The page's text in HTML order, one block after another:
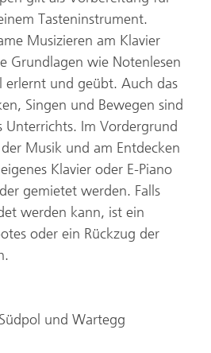
Tasteninstrument.
Musizieren am Klavier
Grundlagen wie Notenlesen
erlernt und geübt. Auch das
Singen und Bewegen sind
Unterrichts. Im Vordergrund
Musik und am Entdecken
Klavier oder E-Piano
gemietet werden. Falls
werden kann, ist ein
oder ein Rückzug der
und Wartegg